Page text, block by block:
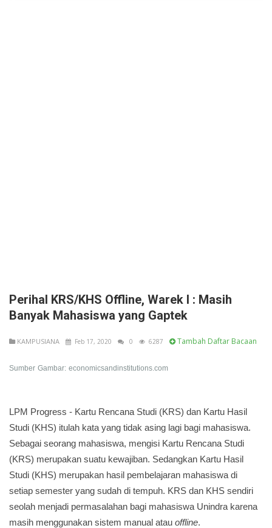
Perihal KRS/KHS Offline, Warek I : Masih
Banyak Mahasiswa yang Gaptek
KAMPUSIANA Feb 17, 2020 0 6287 Tambah Daftar Bacaan
Sumber Gambar: economicsandinstitutions.com
LPM Progress - Kartu Rencana Studi (KRS) dan Kartu Hasil
Studi (KHS) itulah kata yang tidak asing lagi bagi mahasiswa.
Sebagai seorang mahasiswa, mengisi Kartu Rencana Studi
(KRS) merupakan suatu kewajiban. Sedangkan Kartu Hasil
Studi (KHS) merupakan hasil pembelajaran mahasiswa di
setiap semester yang sudah di tempuh. KRS dan KHS sendiri
seolah menjadi permasalahan bagi mahasiswa Unindra karena
masih menggunakan sistem manual atau offline.